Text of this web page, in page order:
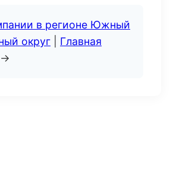
в регионе Южный
округ
Главная
→